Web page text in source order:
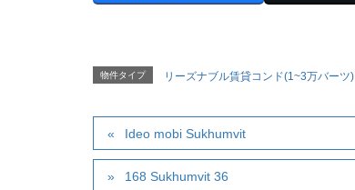
物件タイプ リーズナブル賃貸コンド(1~3万バーツ)
Ideo mobi Sukhumvit
168 Sukhumvit 36